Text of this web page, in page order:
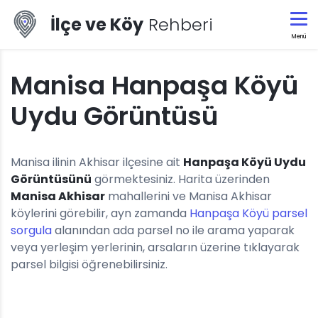
İlçe ve Köy Rehberi
Menü
Manisa Hanpaşa Köyü
Uydu Görüntüsü
Manisa ilinin Akhisar ilçesine ait Hanpaşa Köyü Uydu
Görüntüsünü görmektesiniz. Harita üzerinden
Manisa Akhisar mahallerini ve Manisa Akhisar
köylerini görebilir, ayn zamanda Hanpaşa Köyü parsel
sorgulaalanından ada parsel no ile arama yaparak
veya yerleşim yerlerinin, arsaların üzerine tıklayarak
parsel bilgisi öğrenebilirsiniz.